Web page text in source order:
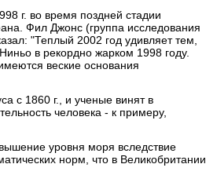
г. во время поздней стадии
Фил Джонс (группа исследования
"Теплый 2002 год удивляет тем,
в рекордно жарком 1998 году.
веские основания
с 1860 г., и ученые винят в
человека - к примеру,
уровня моря вследствие
норм, что в Великобритании,